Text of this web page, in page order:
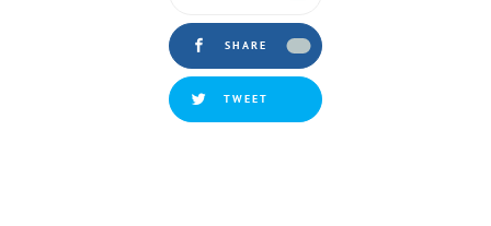
SHARE
TWEET